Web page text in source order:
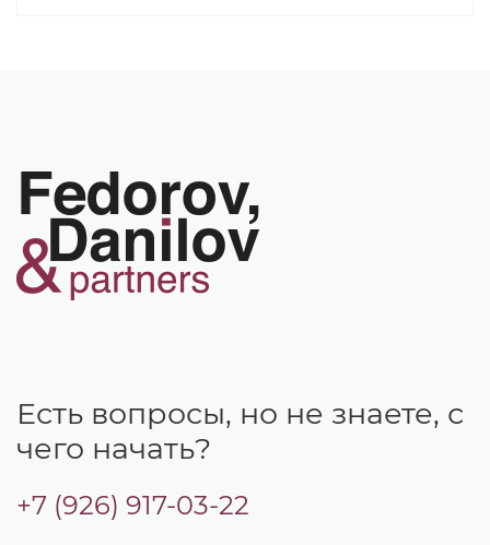
Есть вопросы, но не знаете, с
чего начать?
+7 (926) 917-03-22